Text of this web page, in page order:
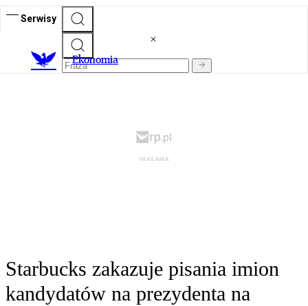
Serwisy
Ekonomia
Starbucks zakazuje pisania imion
kandydatów na prezydenta na